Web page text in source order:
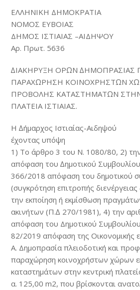
ΕΛΛΗΝΙΚΗ ΔΗΜΟΚΡΑΤΙΑ
ΝΟΜΟΣ ΕΥΒΟΙΑΣ
ΔΗΜΟΣ ΙΣΤΙΑΙΑΣ –ΑΙΔΗΨΟΥ
Αρ. Πρωτ. 5636
∆ΙΑΚΗΡΥΞΗ ΟΡΩΝ ∆ΗΜΟΠΡΑΣΙΑΣ
ΠΑΡΑΧΩΡΗΣΗ ΚΟΙΝΟΧΡΗΣΤΩΝ
ΠΡΟΒΟΛΗΣ ΚΑΤΑΣΤΗΜΑΤΩΝ
ΠΛΑΤΕΙΑ ΙΣΤΙΑΙΑΣ.
Η ∆ήµαρχος Ιστιαίας-Αιδηψού
έχοντας υπόψη
1) Το άρθρο 3 του Ν. 1080/80, 2)
απόφαση του ∆ηµοτικού
366/2018 απόφαση του δηµοτικού
(συγκρότηση επιτροπής
την εκποίηση ή εκµίσθωση
ακινήτων (Π.∆ 270/1981), 4) την
απόφαση του Δημοτικού
82/2019 απόφαση της Οικονοµικής
Α. Δηµοπρασία πλειοδοτική και
παραχώρηση κοινοχρήστων χώρων
καταστημάτων στην κεντρική
α. 125,00 m2, που βρίσκονται